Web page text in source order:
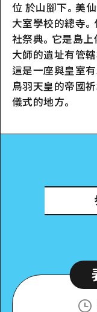
Google
位 於山腳下。美
大室學校的總寺
社祭典。它是島
大師的遺址有管
這是一座與皇室
鳥羽天皇的帝國
儀式的地方。